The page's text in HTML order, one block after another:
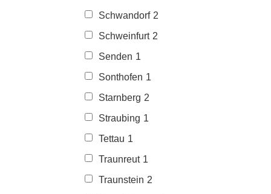
Schwandorf 2
Schweinfurt 2
Senden 1
Sonthofen 1
Starnberg 2
Straubing 1
Tettau 1
Traunreut 1
Traunstein 2